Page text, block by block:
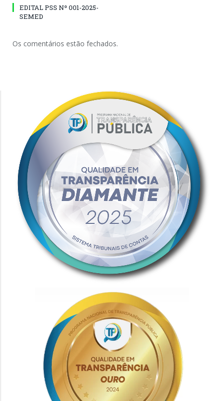
EDITAL PSS Nº 001-2025-
SEMED
Os comentários estão fechados.